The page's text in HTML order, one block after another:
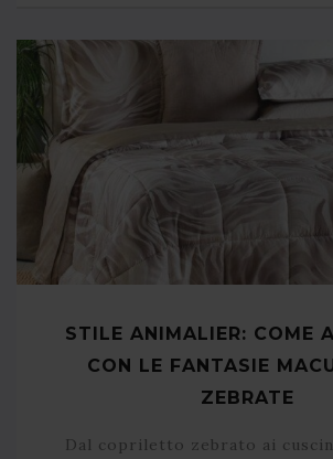
STILE ANIMALIER: COME
CON LE FANTASIE
ZEBRATE
Dal copriletto zebrato ai